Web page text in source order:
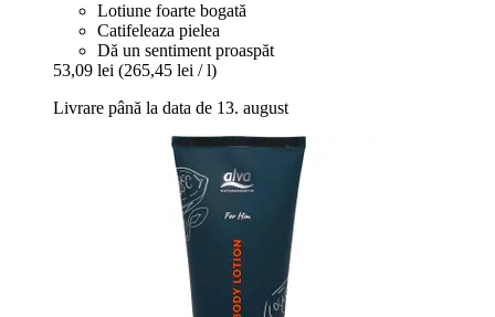
Lotiune foarte bogată
Catifeleaza pielea
Dă un sentiment proaspăt
53,09 lei (265,45 lei / l)
Livrare până la data de 13. august